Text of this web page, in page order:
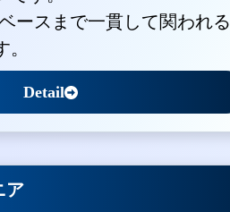
ースまで一貫して関われる
Detail
ア